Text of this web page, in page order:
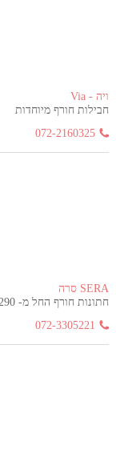
ויה - Via
חבילות חורף מיוחדות
072-2160325
SERA סרה
חתונות חורף החל מ- 290 ש"ח
072-3305221